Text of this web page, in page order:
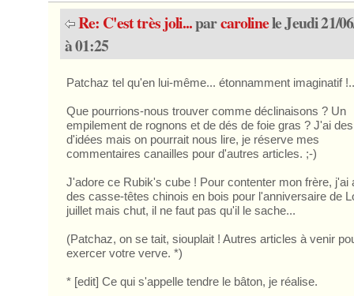
Re: C'est très joli...parcarolinele Jeudi 21/
à 01:25
Patchaz tel qu'en lui-même... étonnamment imaginatif
Que pourrions-nous trouver comme déclinaisons ? Un
empilement de rognons et de dés de foie gras ? J'ai
d'idées mais on pourrait nous lire, je réserve mes
commentaires canailles pour d'autres articles. ;-)
J'adore ce Rubik's cube ! Pour contenter mon frère, j'ai
des casse-têtes chinois en bois pour l'anniversaire de
juillet mais chut, il ne faut pas qu'il le sache...
(Patchaz, on se tait, siouplait ! Autres articles à venir
exercer votre verve. *)
* [edit] Ce qui s'appelle tendre le bâton, je réalise.